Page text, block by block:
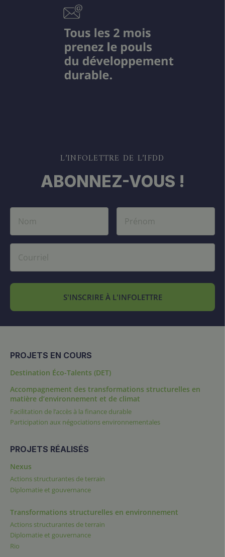
L’INFOLETTRE DE L’IFDD
ABONNEZ-VOUS !
S'INSCRIRE À L'INFOLETTRE
PROJETS EN COURS
Destination Éco-Talents (DET)
Accompagnement des transformations structurelles en
matière d’environnement et de climat
Facilitation de l’accès à la finance durable
Participation aux négociations environnementales
PROJETS RÉALISÉS
Nexus
Actions structurantes de terrain
Diplomatie et gouvernance
Transformations structurelles en environnement
Actions structurantes de terrain
Diplomatie et gouvernance
Rio